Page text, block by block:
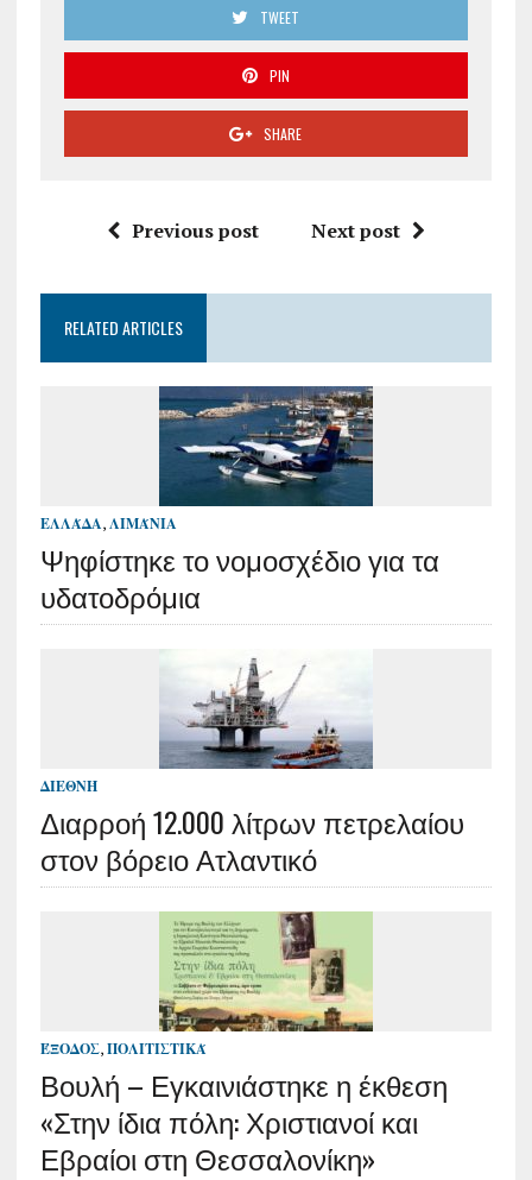
TWEET
PIN
SHARE
Previous post Next post
RELATED ARTICLES
ΕΛΛΆΔΑ, ΛΙΜΆΝΙΑ
Ψηφίστηκε το νομοσχέδιο για τα
υδατοδρόμια
ΔΙΕΘΝΉ
Διαρροή 12.000 λίτρων πετρελαίου
στον βόρειο Ατλαντικό
ΈΞΟΔΟΣ, ΠΟΛΙΤΙΣΤΙΚΆ
Βουλή – Εγκαινιάστηκε η έκθεση
«Στην ίδια πόλη: Χριστιανοί και
Εβραίοι στη Θεσσαλονίκη»